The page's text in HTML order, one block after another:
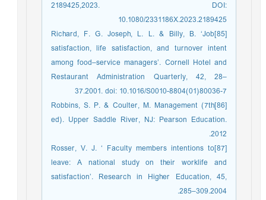
2189425,2023. DOI:
10.1080/2331186X.2023.2189425
[85]Richard, F. G. Joseph, L. L. & Billy, B. ‘Job
satisfaction, life satisfaction, and turnover intent
among food–service managers’. Cornell Hotel and
Restaurant Administration Quarterly, 42, 28–
37.2001. doi: 10.1016/S0010-8804(01)80036-7
[86]Robbins, S. P. & Coulter, M. Management (7th
ed). Upper Saddle River, NJ: Pearson Education.
2012.
[87]Rosser, V. J. ‘ Faculty members intentions to
leave: A national study on their worklife and
satisfaction’. Research in Higher Education, 45,
285–309.2004.